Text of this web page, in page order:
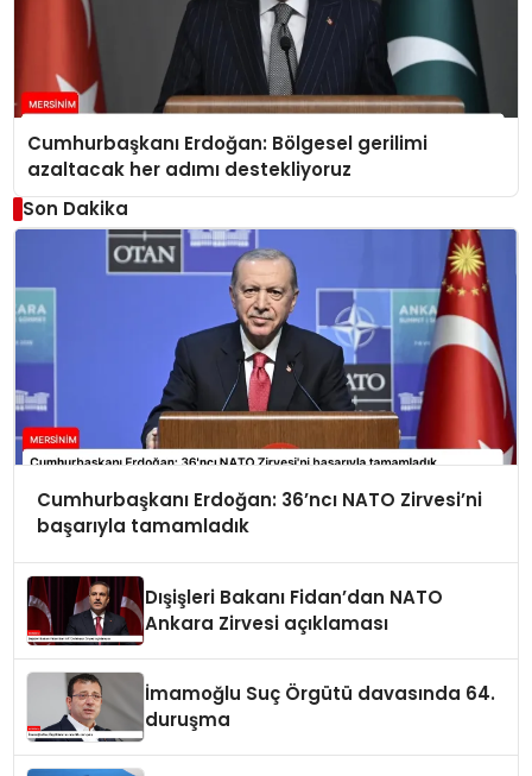
Cumhurbaşkanı Erdoğan: Bölgesel gerilimi
azaltacak her adımı destekliyoruz
Son Dakika
Cumhurbaşkanı Erdoğan: 36’ncı NATO Zirvesi’ni
başarıyla tamamladık
Dışişleri Bakanı Fidan’dan NATO
Ankara Zirvesi açıklaması
İmamoğlu Suç Örgütü davasında 64.
duruşma